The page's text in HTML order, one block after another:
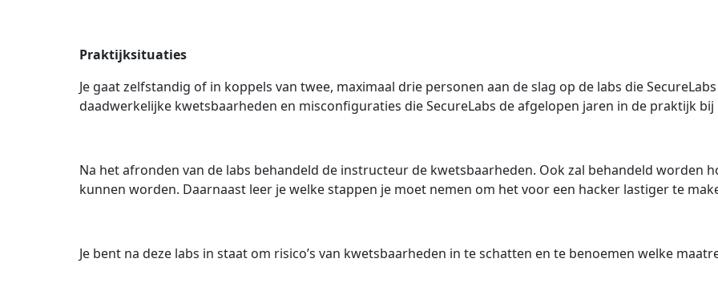
Praktijksituaties
Je gaat zelfstandig of in koppels van twee, maximaal drie personen aan de slag op de labs die
daadwerkelijke kwetsbaarheden en misconfiguraties die SecureLabs de afgelopen jaren in de praktijk
Na het afronden van de labs behandeld de instructeur de kwetsbaarheden. Ook zal behandeld worden
kunnen worden. Daarnaast leer je welke stappen je moet nemen om het voor een hacker lastiger te
Je bent na deze labs in staat om risico’s van kwetsbaarheden in te schatten en te benoemen welke